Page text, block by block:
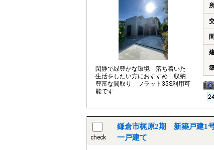
閑静で緑豊かな環境 落ち着いた
生活をしたい方におすすめ 収納
豊富な間取り フラット35S利用可
能です
check
鎌倉市梶原2期 新築戸建1
一戸建て